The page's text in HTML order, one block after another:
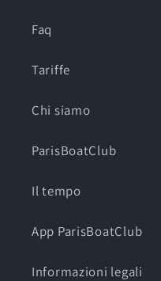
Faq
Tariffe
Chi siamo
ParisBoatClub
Il tempo
App ParisBoatClub
Informazioni legali